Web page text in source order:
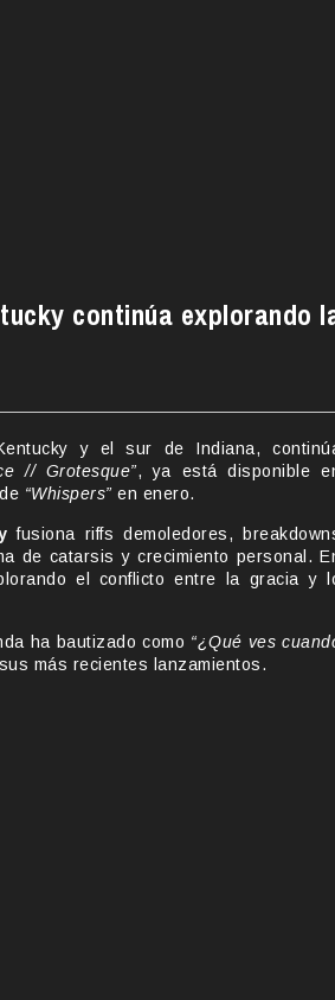
continúa explorando
y el sur de Indiana,
// Grotesque”, ya está disponible
“Whispers” en enero.
fusiona riffs demoledores,
de catarsis y crecimiento personal.
el conflicto entre la gracia y
ha bautizado como “¿Qué ves
más recientes lanzamientos.